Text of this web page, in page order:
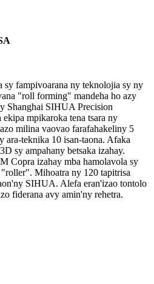
fampivoarana ny teknolojia sy ny
"roll forming" mandeha ho azy
Shanghai SIHUA Precision
mpikaroka tena tsara ny
milina vaovao farafahakeliny 5
ara-teknika 10 isan-taona. Afaka
sy ampahany betsaka izahay.
Copra izahay mba hamolavola sy
Mihoatra ny 120 tapitrisa
SIHUA. Alefa eran'izao tontolo
fiderana avy amin'ny rehetra.